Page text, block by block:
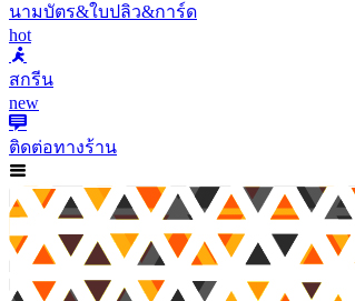
นามบัตร&ใบปลิว&การ์ด
hot
สกรีน
new
ติดต่อทางร้าน